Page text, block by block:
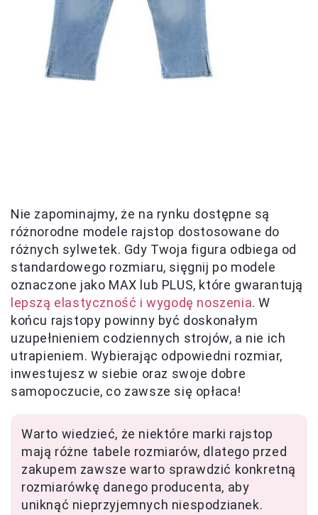
Nie zapominajmy, że na rynku dostępne są
różnorodne modele rajstop dostosowane do
różnych sylwetek. Gdy Twoja figura odbiega od
standardowego rozmiaru, sięgnij po modele
oznaczone jako MAX lub PLUS, które gwarantują
lepszą elastyczność i wygodę noszenia. W
końcu rajstopy powinny być doskonałym
uzupełnieniem codziennych strojów, a nie ich
utrapieniem. Wybierając odpowiedni rozmiar,
inwestujesz w siebie oraz swoje dobre
samopoczucie, co zawsze się opłaca!
Warto wiedzieć, że niektóre marki rajstop
mają różne tabele rozmiarów, dlatego przed
zakupem zawsze warto sprawdzić konkretną
rozmiarówkę danego producenta, aby
uniknąć nieprzyjemnych niespodzianek.